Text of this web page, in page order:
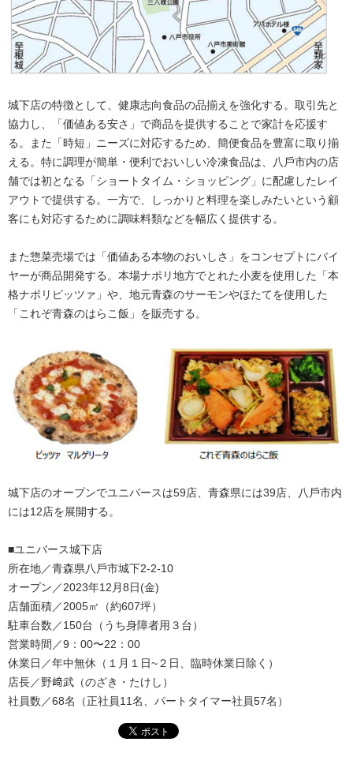
城下店の特徴として、健康志向食品の品揃えを強化する。取引先と
協力し、「価値ある安さ」で商品を提供することで家計を応援す
る。また「時短」ニーズに対応するため、簡便食品を豊富に取り揃
える。特に調理が簡単・便利でおいしい冷凍食品は、⼋⼾市内の店
舗では初となる「ショートタイム・ショッピング」に配慮したレイ
アウトで提供する。一方で、しっかりと料理を楽しみたいという顧
客にも対応するために調味料類などを幅広く提供する。
また惣菜売場では「価値ある本物のおいしさ」をコンセプトにバイ
ヤーが商品開発する。本場ナポリ地方でとれた⼩⻨を使用した「本
格ナポリピッツァ」や、地元⻘森のサーモンやほたてを使用した
「これぞ⻘森のはらこ飯」を販売する。
城下店のオープンでユニバースは59店、⻘森県には39店、⼋⼾市内
には12店を展開する。
■ユニバース城下店
所在地／⻘森県⼋⼾市城下2-2-10
オープン／2023年12月8日(金)
店舗面積／2005㎡（約607坪）
駐⾞台数／150台（うち身障者用３台）
営業時間／9：00〜22：00
休業日／年中無休（１月１日~２日、臨時休業日除く）
店⻑／野﨑武（のざき・たけし）
社員数／68名（正社員11名、パートタイマー社員57名）